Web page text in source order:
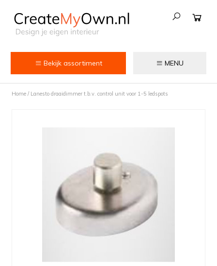
Bekijk assortiment
Voedselrestenvermalers
Afvalemmers
Badkamer
MENU
Home/ Lanesto draaidimmer t.b.v. control unit voor 1-5 ledspots